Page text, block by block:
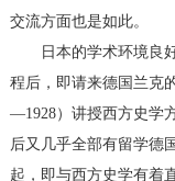
交流方面也是如此。
日本的学术环境良好
程后，即请来德国兰克
—1928）讲授西方史学
后又几乎全部有留学德
起，即与西方史学有着